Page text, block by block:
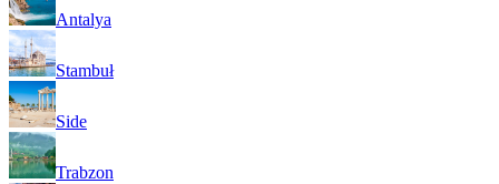
Antalya
Stambuł
Side
Trabzon